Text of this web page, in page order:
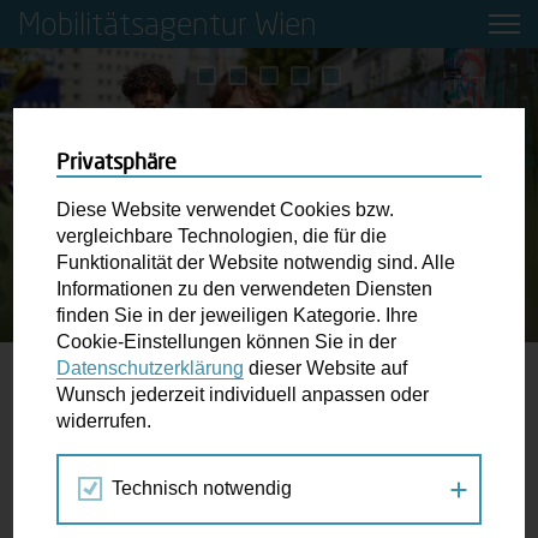
Mobilitätsagentur Wien
Jahresrückblick der Mobilitätsagentur
2022
Wir gehen in die Zukunft. Aber blicken noch einmal freudig
zurück auf das ereignisreiche Jahr 2022.
Klicken und scrollen Sie sich durch das Jahr 2022 voller
Privatsphäre
Diese Website verwendet Cookies bzw.
vergleichbare Technologien, die für die
Funktionalität der Website notwendig sind. Alle
Informationen zu den verwendeten Diensten
finden Sie in der jeweiligen Kategorie. Ihre
Cookie-Einstellungen können Sie in der
Datenschutzerklärung dieser Website auf
Wunsch jederzeit individuell anpassen oder
widerrufen.
Technisch notwendig